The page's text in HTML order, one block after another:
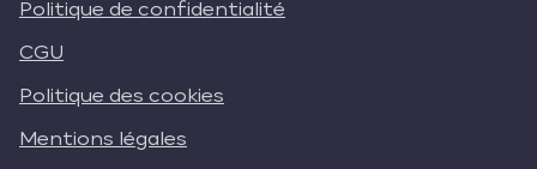
Politique de confidentialité
CGU
Politique des cookies
Mentions légales